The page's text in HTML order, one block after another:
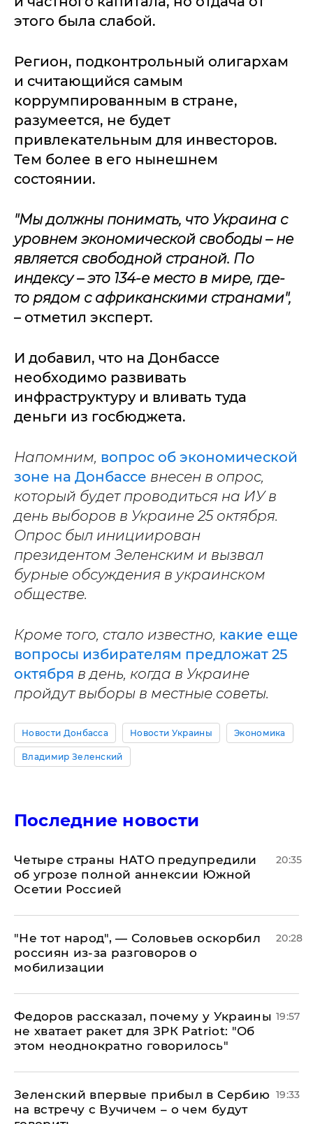
этого была слабой.
Регион, подконтрольный олигархам
и считающийся самым
коррумпированным в стране,
разумеется, не будет
привлекательным для инвесторов.
Тем более в его нынешнем
состоянии.
"Мы должны понимать, что Украина с
уровнем экономической свободы – не
является свободной страной. По
индексу – это 134-е место в мире, где-
то рядом с африканскими странами",
– отметил эксперт.
И добавил, что на Донбассе
необходимо развивать
инфраструктуру и вливать туда
деньги из госбюджета.
Напомним, вопрос об экономической
зоне на Донбассе внесен в опрос,
который будет проводиться на ИУ в
день выборов в Украине 25 октября.
Опрос был инициирован
президентом Зеленским и вызвал
бурные обсуждения в украинском
обществе.
Кроме того, стало известно, какие еще
вопросы избирателям предложат 25
октября в день, когда в Украине
пройдут выборы в местные советы.
Новости Донбасса Новости Украины Экономика
Владимир Зеленский
Последние новости
Четыре страны НАТО предупредили
об угрозе полной аннексии Южной
Осетии Россией
20:35
​"Не тот народ", — Соловьев оскорбил
россиян из-за разговоров о
мобилизации
20:28
Федоров рассказал, почему у Украины
не хватает ракет для ЗРК Patriot: "Об
этом неоднократно говорилось"
19:57
Зеленский впервые прибыл в Сербию
на встречу с Вучичем – о чем будут
19:33